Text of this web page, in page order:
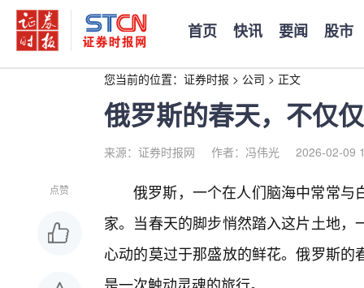
首页 快讯 要闻 股市
您当前的位置： 证券时报 > 公司 > 正文
俄罗斯的春天，不仅
来源：证券时报网 作者：冯伟光 2026-02-09
点赞
俄罗斯，一个在人们脑海中常常与
家。当春天的脚步悄然踏入这片土地
心动的莫过于那盛放的鲜花。俄罗斯